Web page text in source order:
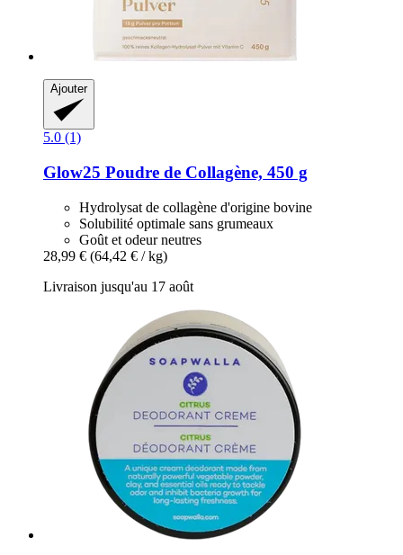
Ajouter
5.0 (1)
Glow25 Poudre de Collagène, 450 g
Hydrolysat de collagène d'origine bovine
Solubilité optimale sans grumeaux
Goût et odeur neutres
28,99 € (64,42 € / kg)
Livraison jusqu'au 17 août